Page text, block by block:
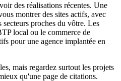
des réalisations récentes. Une
montrer des sites actifs, avec
proches du vôtre. Les
local ou le commerce de
pour une agence implantée en
mais regardez surtout les projets
qu'une page de citations.